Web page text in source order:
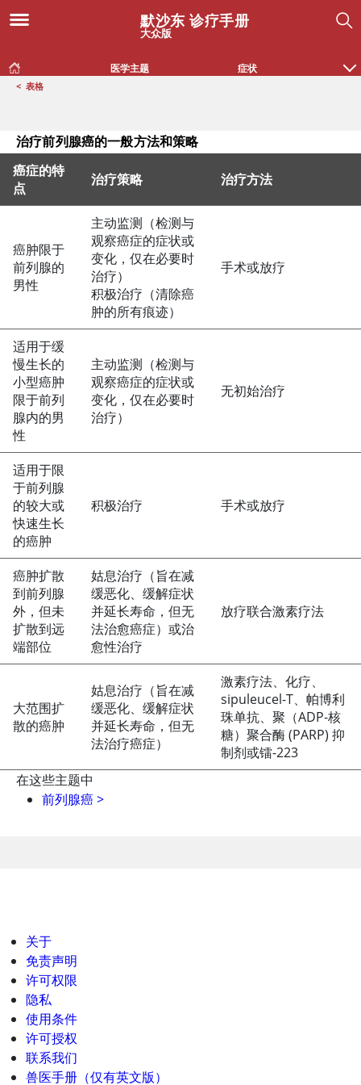
默沙东 诊疗手册
大众版
医学主题 症状
< 表格
治疗前列腺癌的一般方法和策略
治疗前列腺癌的一般方法和策略
癌症的特
点
治疗策略 治疗方法
癌肿限于
前列腺的
男性
主动监测（检测与
观察癌症的症状或
变化，仅在必要时
治疗）
积极治疗（清除癌
肿的所有痕迹）
手术或放疗
适用于缓
慢生长的
小型癌肿
限于前列
腺内的男
性
主动监测（检测与
观察癌症的症状或
变化，仅在必要时
治疗）
无初始治疗
适用于限
于前列腺
的较大或
快速生长
的癌肿
积极治疗 手术或放疗
癌肿扩散
到前列腺
外，但未
扩散到远
端部位
姑息治疗（旨在减
缓恶化、缓解症状
并延长寿命，但无
法治愈癌症）或治
愈性治疗
放疗联合激素疗法
大范围扩
散的癌肿
姑息治疗（旨在减
缓恶化、缓解症状
并延长寿命，但无
法治疗癌症）
激素疗法、化疗、
sipuleucel-T、帕博利
珠单抗、聚（ADP-核
糖）聚合酶 (PARP) 抑
制剂或镭-223
在这些主题中
前列腺癌>
关于
免责声明
许可权限
隐私
使用条件
许可授权
联系我们
兽医手册（仅有英文版）